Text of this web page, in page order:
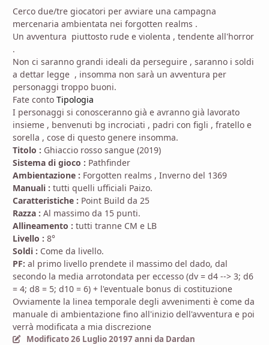
Cerco due/tre giocatori per avviare una campagna
mercenaria ambientata nei forgotten realms .
Un avventura piuttosto rude e violenta , tendente all'horror
.
Non ci saranno grandi ideali da perseguire , saranno i soldi
a dettar legge , insomma non sarà un avventura per
personaggi troppo buoni.
Fate conto Tipologia
I personaggi si conosceranno già e avranno già lavorato
insieme , benvenuti bg incrociati , padri con figli , fratello e
sorella , cose di questo genere insomma.
Titolo : Ghiaccio rosso sangue (2019)
Sistema di gioco : Pathfinder
Ambientazione : Forgotten realms , Inverno del 1369
Manuali : tutti quelli ufficiali Paizo.
Caratteristiche : Point Build da 25
Razza : Al massimo da 15 punti.
Allineamento : tutti tranne CM e LB
Livello : 8°
Soldi : Come da livello.
PF: al primo livello prendete il massimo del dado, dal
secondo la media arrotondata per eccesso (dv = d4 --> 3; d6
= 4; d8 = 5; d10 = 6) + l'eventuale bonus di costituzione
Ovviamente la linea temporale degli avvenimenti è come da
manuale di ambientazione fino all'inizio dell'avventura e poi
verrà modificata a mia discrezione
Modificato26 Luglio 20197 anni da Dardan